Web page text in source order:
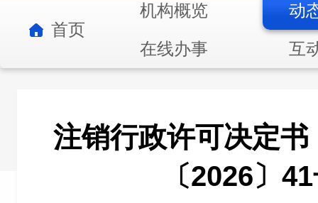
首页
机构概览
动
在线办事
互
注销行政许可决定
〔2026〕